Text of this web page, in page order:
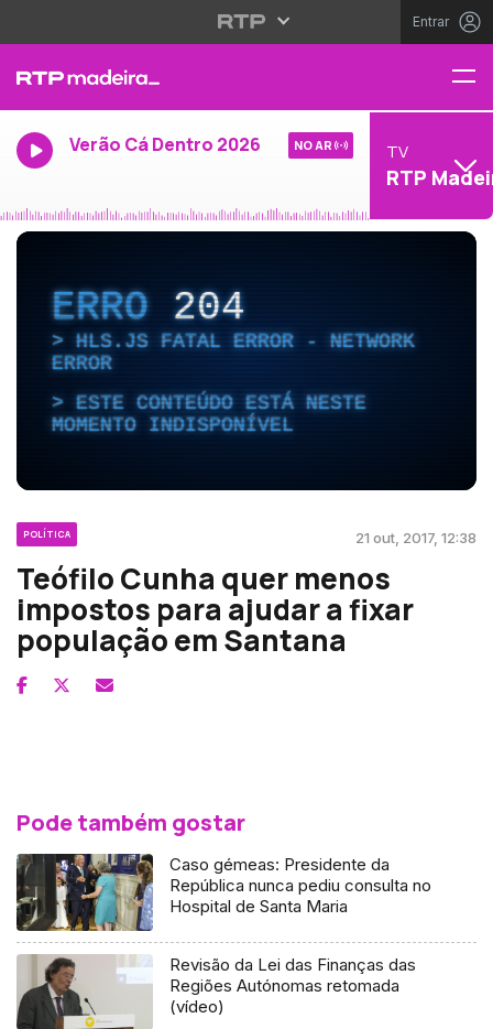
Entrar
Verão Cá Dentro 2026 NO AR TV
RTP
ERRO204
HLS.JS FATAL ERROR - NETWORK
ERROR
ESTE CONTEÚDO ESTÁ NESTE
MOMENTO INDISPONÍVEL
POLÍTICA 21 out, 2017, 12:38
Teófilo Cunha quer menos
impostos para ajudar a fixar
população em Santana
Pode também gostar
Caso gémeas: Presidente da
República nunca pediu consulta no
Hospital de Santa Maria
Revisão da Lei das Finanças das
Regiões Autónomas retomada
(vídeo)